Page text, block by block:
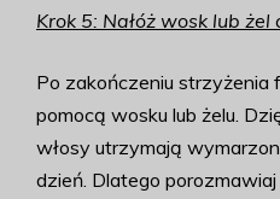
Krok 5: Nałóż wosk lub żel
Po zakończeniu strzyżenia
pomocą wosku lub żelu.
włosy utrzymają
dzień. Dlatego